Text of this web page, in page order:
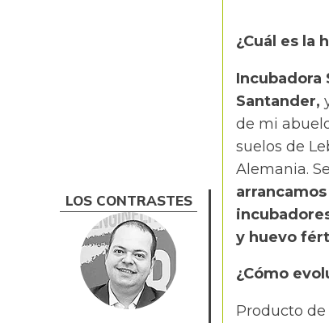
¿Cuál es la
Incubadora
Santander,
de mi
suelos de
Alemania.
y huevo
LOS CONTRASTES
¿Cómo
Producto